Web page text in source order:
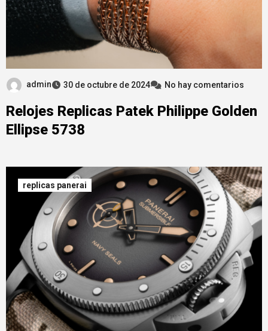
admin 30 de octubre de 2024 No hay comentarios
Relojes Replicas Patek Philippe Golden
Ellipse 5738
replicas panerai